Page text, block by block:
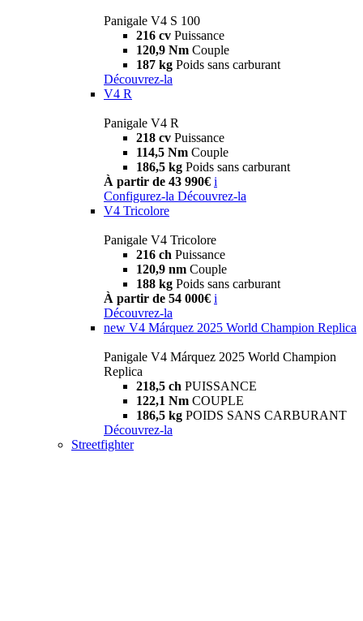
Panigale V4 S 100
216 cv Puissance
120,9 Nm Couple
187 kg Poids sans carburant
Découvrez-la
V4 R
Panigale V4 R
218 cv Puissance
114,5 Nm Couple
186,5 kg Poids sans carburant
À partir de 43 990€ i
Configurez-la Découvrez-la
V4 Tricolore
Panigale V4 Tricolore
216 ch Puissance
120,9 nm Couple
188 kg Poids sans carburant
À partir de 54 000€ i
Découvrez-la
new V4 Márquez 2025 World Champion Replica
Panigale V4 Márquez 2025 World Champion
Replica
218,5 ch PUISSANCE
122,1 Nm COUPLE
186,5 kg POIDS SANS CARBURANT
Découvrez-la
Streetfighter